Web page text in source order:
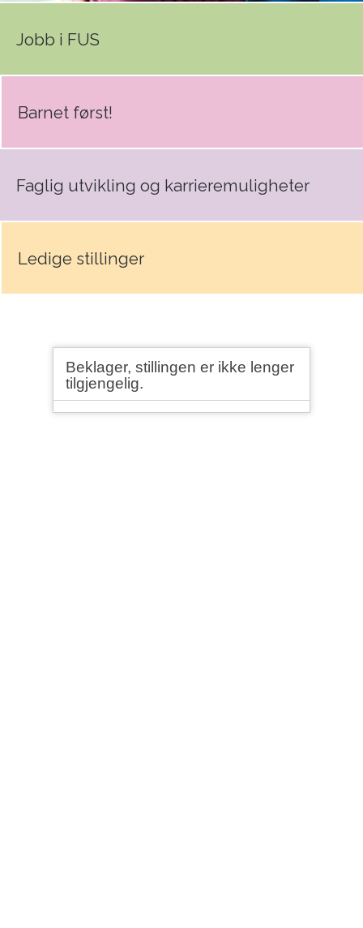
Jobb i FUS
Barnet først!
Faglig utvikling og karrieremuligheter
Ledige stillinger